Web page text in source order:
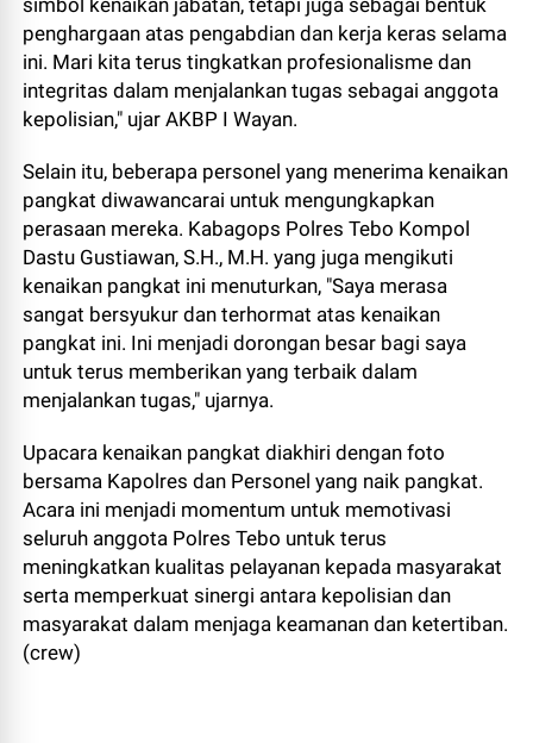
simbol kenaikan jabatan, tetapi juga sebagai bentuk
penghargaan atas pengabdian dan kerja keras selama
ini. Mari kita terus tingkatkan profesionalisme dan
integritas dalam menjalankan tugas sebagai anggota
kepolisian," ujar AKBP I Wayan.
Selain itu, beberapa personel yang menerima kenaikan
pangkat diwawancarai untuk mengungkapkan
perasaan mereka. Kabagops Polres Tebo Kompol
Dastu Gustiawan, S.H., M.H. yang juga mengikuti
kenaikan pangkat ini menuturkan, "Saya merasa
sangat bersyukur dan terhormat atas kenaikan
pangkat ini. Ini menjadi dorongan besar bagi saya
untuk terus memberikan yang terbaik dalam
menjalankan tugas," ujarnya.
Upacara kenaikan pangkat diakhiri dengan foto
bersama Kapolres dan Personel yang naik pangkat.
Acara ini menjadi momentum untuk memotivasi
seluruh anggota Polres Tebo untuk terus
meningkatkan kualitas pelayanan kepada masyarakat
serta memperkuat sinergi antara kepolisian dan
masyarakat dalam menjaga keamanan dan ketertiban.
(crew)